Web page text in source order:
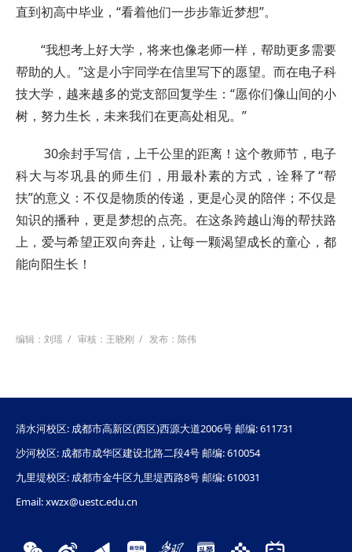
直到初高中毕业，“看着他们一步步靠近梦想”。
“我想考上好大学，将来也像老师一样，帮助更多需要
帮助的人。”这是小宇同学在信里写下的愿望。而在电子科
技大学，越来越多的党支部回复学生：“愿你们像山间的小
树，努力生长，未来我们在更高处相见。”
30余封手写信，上千公里的距离！这个教师节，电子
科大与岑巩县的师生们，用最朴素的方式，诠释了“帮
扶”的意义：不仅是物质的传递，更是心灵的陪伴；不仅是
知识的播种，更是梦想的点亮。在这条跨越山海的帮扶路
上，爱与希望正双向奔赴，让每一颗渴望成长的童心，都
能向阳生长！
编辑：刘瑶 / 审核：王晓刚 / 发布：陈伟
清水河校区: 成都市高新区(西区)西源大道2006号 邮编: 611731
沙河校区: 成都市成华区建设北路二段4号 邮编: 610054
九里堤校区: 成都市金牛区九里堤西路8号 邮编: 610031
Email: xwzx@uestc.edu.cn